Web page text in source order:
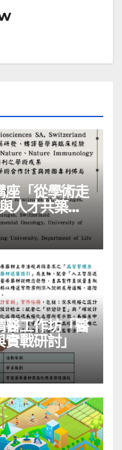
座「從學術走
⼈才共築的
醫工作坊「醫
戰研討」